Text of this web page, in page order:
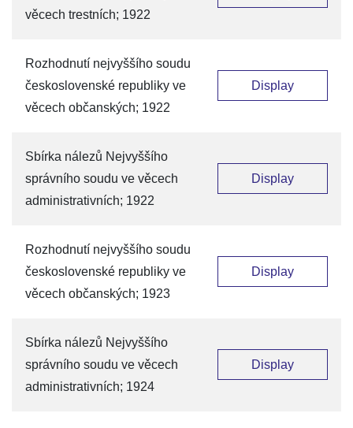
věcech trestních; 1922
Rozhodnutí nejvyššího soudu
československé republiky ve
věcech občanských; 1922
Display
Sbírka nálezů Nejvyššího
správního soudu ve věcech
administrativních; 1922
Display
Rozhodnutí nejvyššího soudu
československé republiky ve
věcech občanských; 1923
Display
Sbírka nálezů Nejvyššího
správního soudu ve věcech
administrativních; 1924
Display